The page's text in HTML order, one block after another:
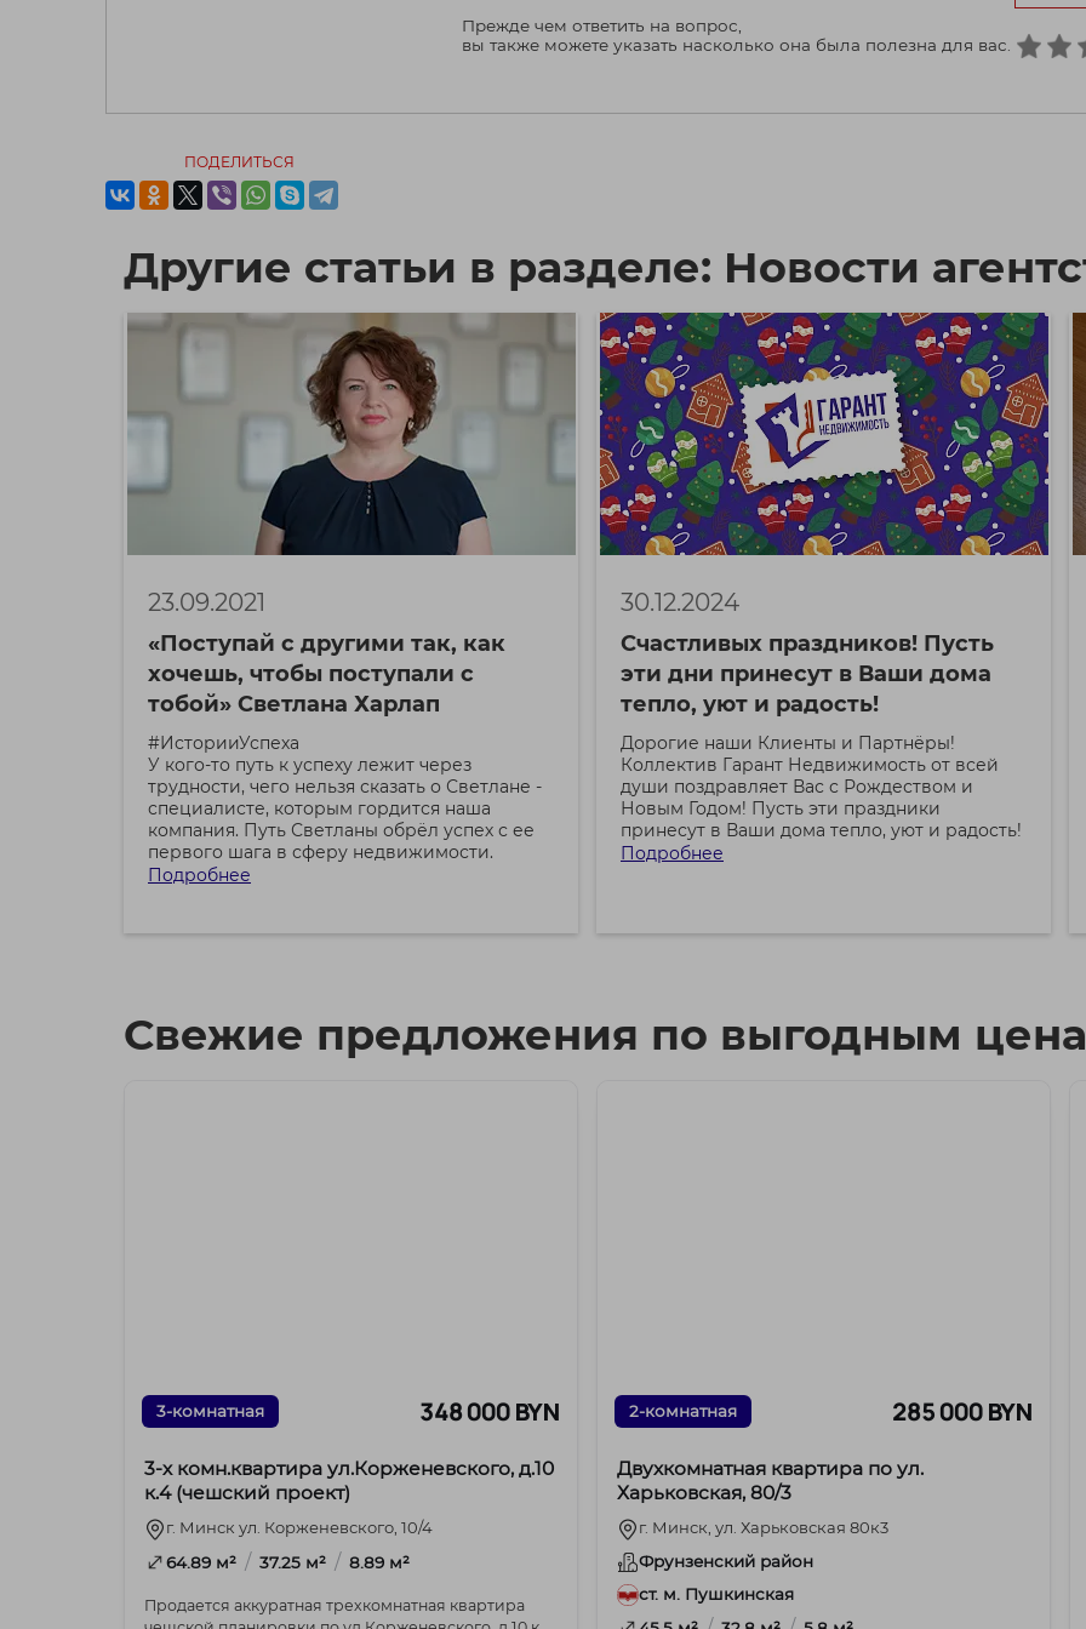
Прежде чем ответить на вопрос,
вы также можете указать насколько она была полезна для вас.
ПОДЕЛИТЬСЯ
Другие статьи в разделе: Новости
23.09.2021
«Поступай с другими так, как
хочешь, чтобы поступали с
тобой» Светлана Харлап
#ИсторииУспеха
У кого-то путь к успеху лежит через
трудности, чего нельзя сказать о Светлане -
специалисте, которым гордится наша
компания. Путь Светланы обрёл успех с ее
первого шага в сферу недвижимости.
Подробнее
30.12.2024
Счастливых праздников! Пусть
эти дни принесут в Ваши дома
тепло, уют и радость!
Дорогие наши Клиенты и Партнёры!
Коллектив Гарант Недвижимость от всей
души поздравляет Вас с Рождеством и
Новым Годом! Пусть эти праздники
принесут в Ваши дома тепло, уют и радость!
Подробнее
Свежие предложения по выгодным
3-комнатная 348 000 BYN
3-х комн.квартира ул.Корженевского, д.10
к.4 (чешский проект)
г. Минск ул. Корженевского, 10/4
64.89 м² / 37.25 м² / 8.89 м²
Продается аккуратная трехкомнатная квартира
2-комнатная 285 000 BYN
Двухкомнатная квартира по ул.
Харьковская, 80/3
г. Минск, ул. Харьковская 80к3
Фрунзенский район
ст. м. Пушкинская